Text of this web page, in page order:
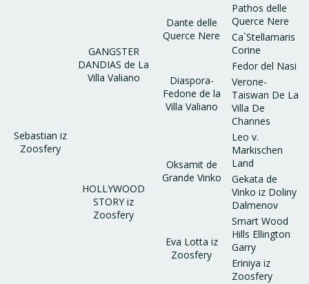
Sebastian iz
Zoosfery
GANGSTER
DANDIAS de La
Villa Valiano
Dante delle
Querce Nere
Pathos delle
Querce Nere
Ca`Stellamaris
Corine
Diaspora-
Fedone de la
Villa Valiano
Fedor del Nasi
Verone-
Taiswan De La
Villa De
Channes
HOLLYWOOD
STORY iz
Zoosfery
Oksamit de
Grande Vinko
Leo v.
Markischen
Land
Gekata de
Vinko iz Doliny
Dalmenov
Eva Lotta iz
Zoosfery
Smart Wood
Hills Ellington
Garry
Eriniya iz
Zoosfery